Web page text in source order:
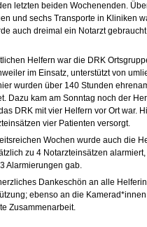
letzten beiden Wochenenden.
und sechs Transporte in Kliniken
auch dreimal ein Notarzt
Helfern war die DRK
im Einsatz, unterstützt von
wurden über 140 Stunden
Dazu kam am Sonntag noch der
DRK mit vier Helfern vor Ort war.
vier Patienten versorgt.
Wochen wurde auch die
zu 4 Notarzteinsätzen
Alarmierungen gab.
Dankeschön an alle
ebenso an die
Zusammenarbeit.